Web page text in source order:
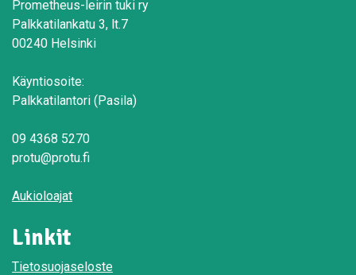
Prometheus-leirin tuki ry
Palkkatilankatu 3, lt.7
00240 Helsinki
Käyntiosoite:
Palkkatilantori (Pasila)
09 4368 5270
protu@protu.fi
Aukioloajat
Linkit
Tietosuojaseloste